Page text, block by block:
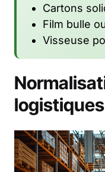
Cartons
Film bulle
Visseuse
logistiques